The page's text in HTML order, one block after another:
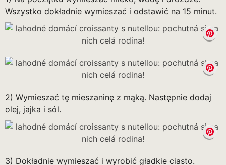
Wszystko dokładnie wymieszać i odstawić na 15 minut.
2) Wymieszać tę mieszaninę z mąką. Następnie dodaj
olej, jajka i sól.
3) Dokładnie wymieszać i wyrobić gładkie ciasto.